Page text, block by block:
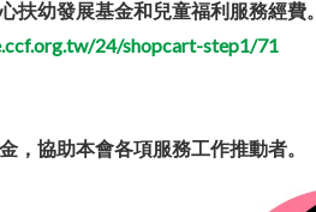
扶幼發展基金和兒童福利服務經費。
24/shopcart-step1/71
，協助本會各項服務工作推動者。